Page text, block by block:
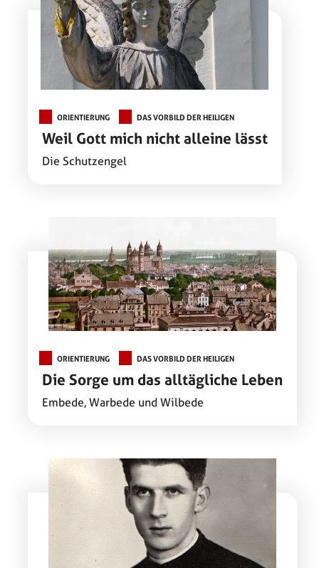
ORIENTIERUNG DAS VORBILD DER HEILIGEN
Weil Gott mich nicht alleine lässt
Die Schutzengel
ORIENTIERUNG DAS VORBILD DER HEILIGEN
Die Sorge um das alltägliche Leben
Embede, Warbede und Wilbede